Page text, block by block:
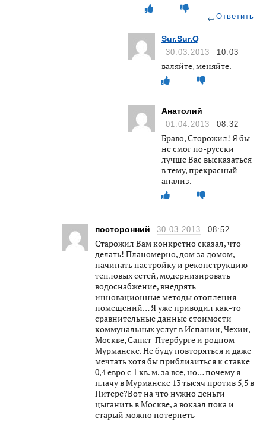
Ответить
Sur.Sur.Q
30.03.2013 10:03
валяйте, меняйте.
Анатолий
01.04.2013 08:32
Браво, Сторожил! Я бы
не смог по-русски
лучше Вас высказаться
в тему, прекрасный
анализ.
посторонний 30.03.2013 08:52
Старожил Вам конкретно сказал, что
делать! Планомерно, дом за домом,
начинать настройку и реконструкцию
тепловых сетей, модернизировать
водоснабжение, внедрять
инновационные методы отопления
помещений… Я уже приводил как-то
сравнительные данные стоимости
коммунальных услуг в Испании, Чехии,
Москве, Санкт-Птербурге и родном
Мурманске. Не буду повторяться и даже
мечтать хотя бы приблизиться к ставке
0,4 евро с 1 кв. м. за все, но… почему я
плачу в Мурманске 13 тысяч против 5,5 в
Питере?Вот на что нужно деньги
цыганить в Москве, а вокзал пока и
старый можно потерпеть